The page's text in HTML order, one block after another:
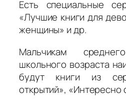
Есть специальные
«Лучшие книги для
женщины» и др.
Мальчикам
школьного возраста
будут книги из
открытий», «Интересно